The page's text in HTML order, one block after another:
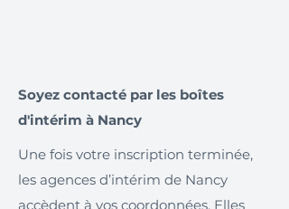
Soyez contacté par les boîtes
d'intérim à Nancy
Une fois votre inscription terminée,
les agences d’intérim de Nancy
accèdent à vos coordonnées. Elles